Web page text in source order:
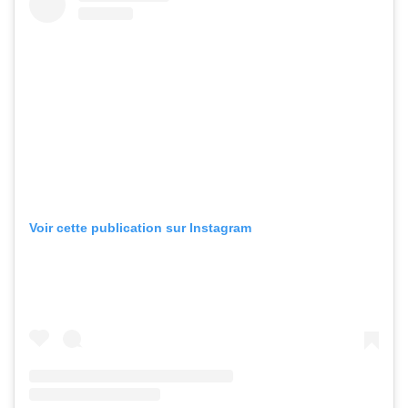
Voir cette publication sur Instagram